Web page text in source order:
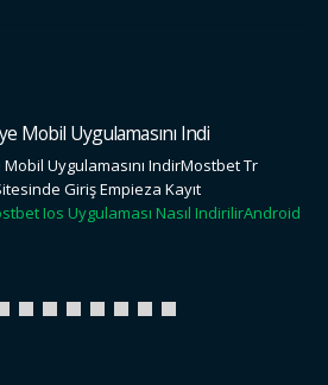
Mobil Uygulamasını Indi
Uygulamasını IndirMostbet Tr
Giriş Empieza Kayıt
Ios Uygulaması Nasıl IndirilirAndroid